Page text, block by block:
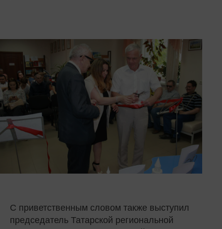
С приветственным словом также выступил
председатель Татарской региональной